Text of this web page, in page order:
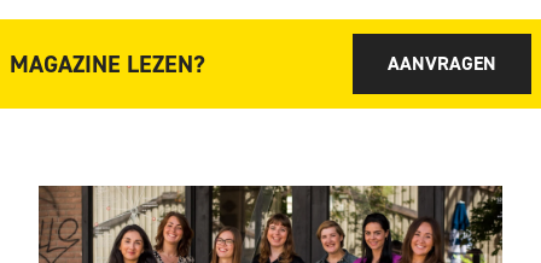
MAGAZINE LEZEN? AANVRAGEN